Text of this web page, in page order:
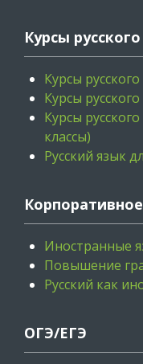
Курсы
Курсы
Курсы
Курсы
классы)
Русский язык
Иностранные
Повышение
Русский как
ОГЭ/ЕГЭ